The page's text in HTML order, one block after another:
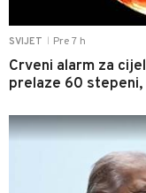
SVIJET Pre 7 h
Crveni alarm za
prelaze 60 stepeni,